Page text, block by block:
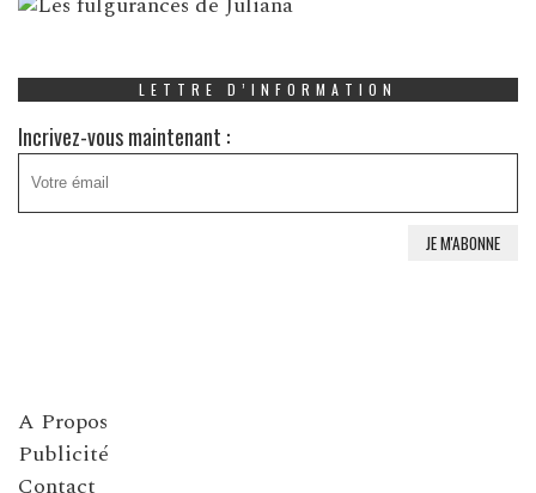
LETTRE D’INFORMATION
Incrivez-vous maintenant :
A Propos
Publicité
Contact